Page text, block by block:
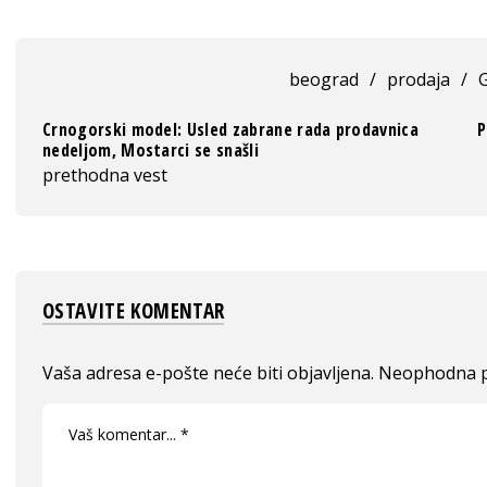
beograd / prodaja /
Crnogorski model: Usled zabrane rada prodavnica
nedeljom, Mostarci se snašli
prethodna vest
OSTAVITE KOMENTAR
Vaša adresa e-pošte neće biti objavljena. Neophodna